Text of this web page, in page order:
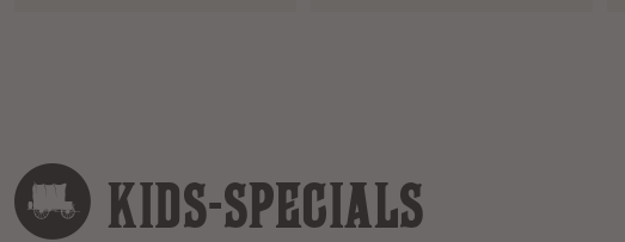
KIDS-SPECIALS